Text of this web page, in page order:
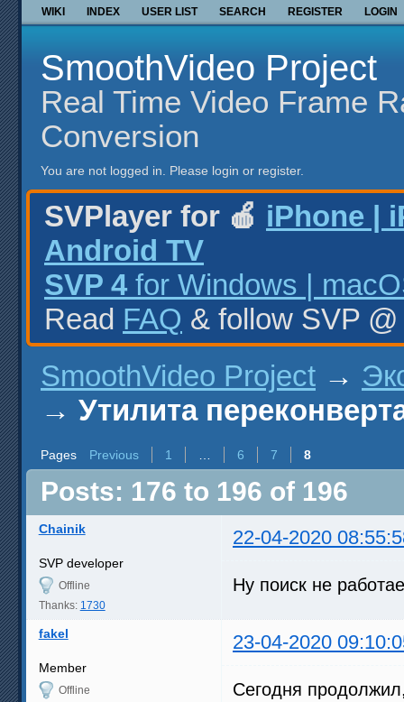
WIKI INDEX USER LIST SEARCH REGISTER LOGIN
SmoothVideo Project
Real Time Video Frame
Conversion
You are not logged in. Please login or register.
SVPlayer for 🍎 iPhone |
Android TV
SVP 4 for Windows |
Read FAQ & follow SVP
SmoothVideo Project →
→ Утилита
Pages Previous 1 6 7 8
Posts: 176 to 196 of 196
Chainik 22-04-2020
SVP developer
Offline
Thanks: 1730
Ну поиск не
fakel 23-04-2020
Member
Offline
Сегодня